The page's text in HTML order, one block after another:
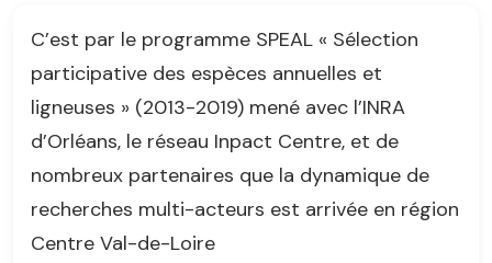
C’est par le programme SPEAL « Sélection
participative des espèces annuelles et
ligneuses » (2013-2019) mené avec l’INRA
d’Orléans, le réseau Inpact Centre, et de
nombreux partenaires que la dynamique de
recherches multi-acteurs est arrivée en région
Centre Val-de-Loire